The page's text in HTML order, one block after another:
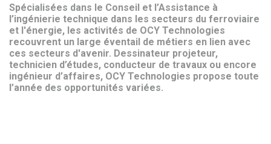
Spécialisées dans le Conseil et l’Assistance à
l’ingénierie technique dans les secteurs du ferroviaire
et l'énergie, les activités de OCY Technologies
recouvrent un large éventail de métiers en lien avec
ces secteurs d'avenir. Dessinateur projeteur,
technicien d’études, conducteur de travaux ou encore
ingénieur d’affaires, OCY Technologies propose toute
l’année des opportunités variées.